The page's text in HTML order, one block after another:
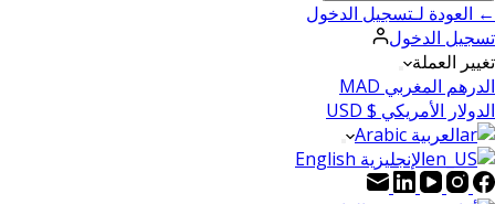
← العودة لـتسجيل الدخول
تسجيل الدخول
تغيير العملة
الدرهم المغربي MAD
الدولار الأمريكي $ USD
العربية Arabic
الإنجليزية English